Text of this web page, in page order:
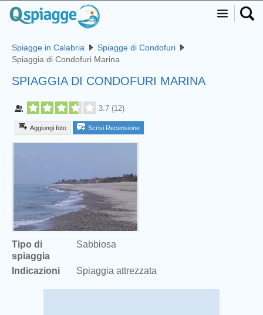
Spiagge in Calabria
Spiagge di Condofuri
Spiaggia di Condofuri Marina
SPIAGGIA DI CONDOFURI MARINA
3.7 (12)
Aggiungi foto Scrivi Recensione
Tipo di
spiaggia
Sabbiosa
Indicazioni Spiaggia attrezzata